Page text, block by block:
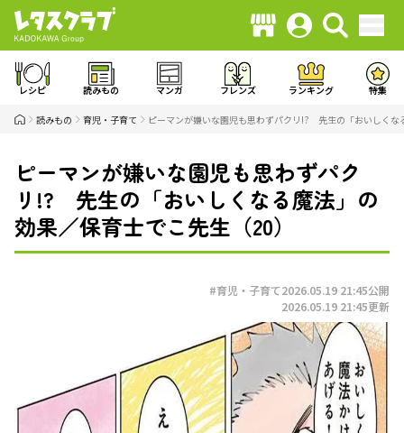
レシピ 読みもの マンガ フレンズ ランキング 特集
読みもの 育児・子育て ピーマンが嫌いな園児も思わずパクリ!? 先生の「おいしくな
ピーマンが嫌いな園児も思わずパク
リ!? 先生の「おいしくなる魔法」の
効果／保育士でこ先生（20）
#育児・子育て2026.05.19 21:45公開
2026.05.19 21:45更新